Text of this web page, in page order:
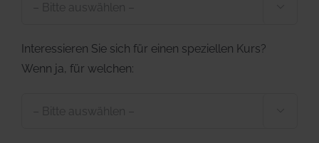
Interessieren Sie sich für einen speziellen Kurs?
Wenn ja, für welchen: